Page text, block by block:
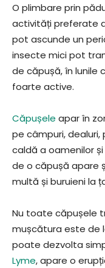
O plimbare prin
activități preferate
pot ascunde un
insecte mici pot
de căpușă, în lunile
foarte active.
Căpușele apar în
pe câmpuri,
caldă a oamenilor
de o căpușă apare
multă și buruieni la
Nu toate căpușele
mușcătura este de
poate dezvolta
Lyme, apare o